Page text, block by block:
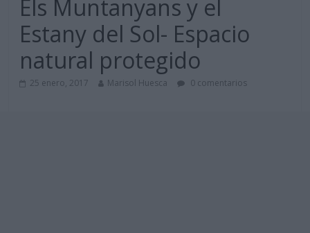
Els Muntanyans y el
Estany del Sol- Espacio
natural protegido
25 enero, 2017 Marisol Huesca 0 comentarios